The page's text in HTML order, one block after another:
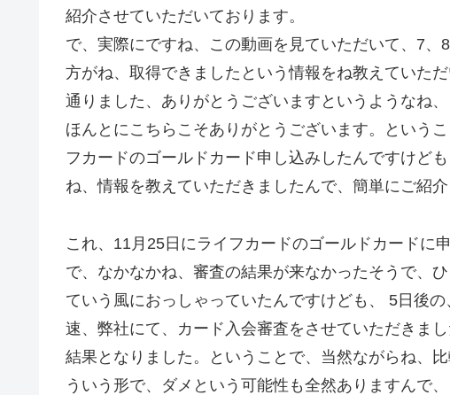
紹介させていただいております。
で、実際にですね、この動画を見ていただいて、7
方がね、取得できましたという情報をね教えていた
通りました、ありがとうございますというようなね
ほんとにこちらこそありがとうございます。という
フカードのゴールドカード申し込みしたんですけど
ね、情報を教えていただきましたんで、簡単にご紹介
これ、11月25日にライフカードのゴールドカードに
で、なかなかね、審査の結果が来なかったそうで、
ていう風におっしゃっていたんですけども、 5日後
速、弊社にて、カード入会審査をさせていただきま
結果となりました。ということで、当然ながらね、
ういう形で、ダメという可能性も全然ありますんで